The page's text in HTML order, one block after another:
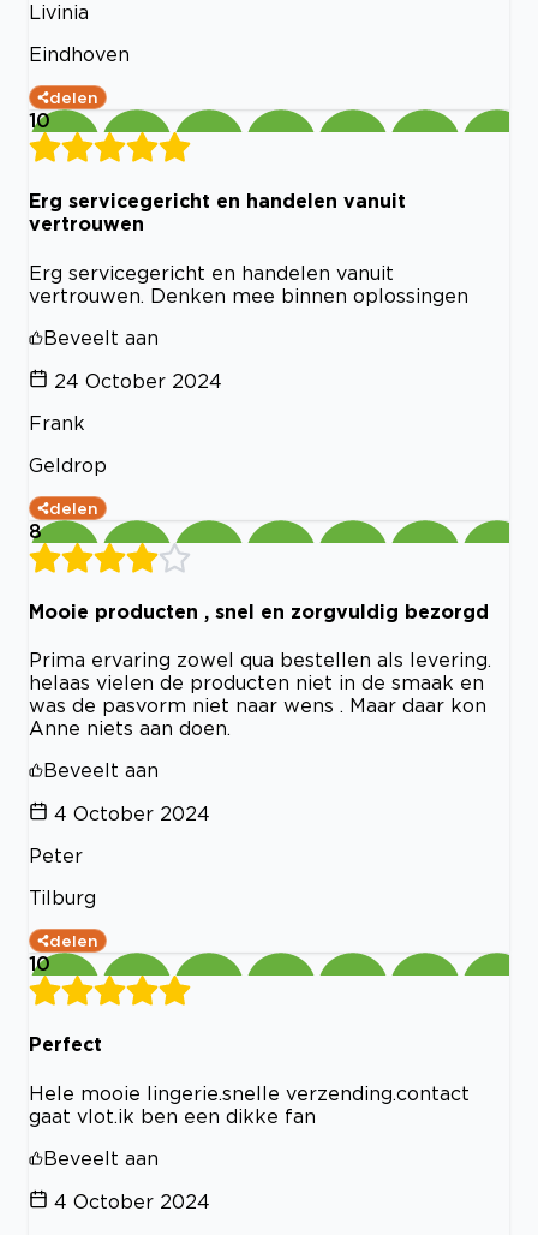
Livinia
Eindhoven
delen
10
Erg servicegericht en handelen vanuit
vertrouwen
Erg servicegericht en handelen vanuit
vertrouwen. Denken mee binnen oplossingen
Beveelt aan
24 October 2024
Frank
Geldrop
delen
8
Mooie producten , snel en zorgvuldig bezorgd
Prima ervaring zowel qua bestellen als levering.
helaas vielen de producten niet in de smaak en
was de pasvorm niet naar wens . Maar daar kon
Anne niets aan doen.
Beveelt aan
4 October 2024
Peter
Tilburg
delen
10
Perfect
Hele mooie lingerie.snelle verzending.contact
gaat vlot.ik ben een dikke fan
Beveelt aan
4 October 2024